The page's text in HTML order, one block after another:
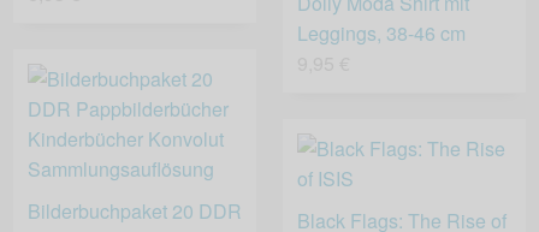
Leggings, 38-46 cm
Bilderbuchpaket 20 DDR
Black Flags: The Rise of